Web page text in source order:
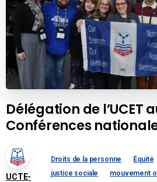
Délégation de l’UCET
Conférences
UCTE-
Droits de la personne Équité
justice sociale
mouvement